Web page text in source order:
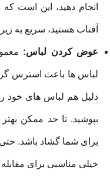
انجام دهید، این است که
آفتاب هستید، سریع به
عوض کردن لباس:
لباس ها باعث استرس
دلیل هم لباس های خود
بپوشید. تا حد ممکن
برای شما گشاد باشد.
خیلی مناسبی برای